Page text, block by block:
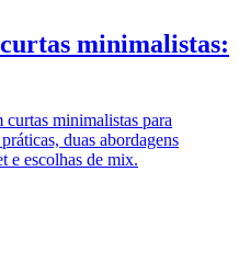
minimalistas:
minimalistas para
duas abordagens
e escolhas de mix.